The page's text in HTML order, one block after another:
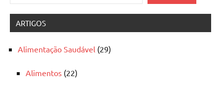
ARTIGOS
Alimentação Saudável (29)
Alimentos (22)